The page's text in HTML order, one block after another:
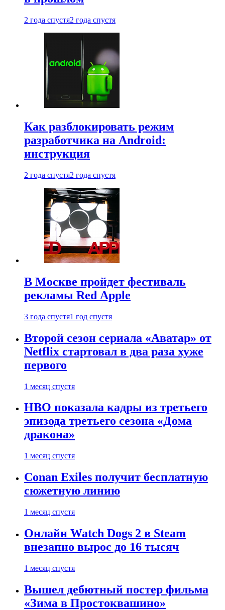
2 года спустя2 года спустя
Как разблокировать режим
разработчика на Android:
инструкция
2 года спустя2 года спустя
В Москве пройдет фестиваль
рекламы Red Apple
3 года спустя1 год спустя
Второй сезон сериала «Аватар» от
Netflix стартовал в два раза хуже
первого
1 месяц спустя
HBO показала кадры из третьего
эпизода третьего сезона «Дома
дракона»
1 месяц спустя
Conan Exiles получит бесплатную
сюжетную линию
1 месяц спустя
Онлайн Watch Dogs 2 в Steam
внезапно вырос до 16 тысяч
1 месяц спустя
Вышел дебютный постер фильма
«Зима в Простоквашино»